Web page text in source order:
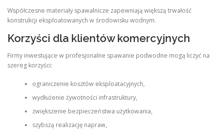
Współczesne materiały spawalnicze zapewniają większą trwałość
konstrukcji eksploatowanych w środowisku wodnym.
Korzyści dla klientów komercyjnych
Firmy inwestujące w profesjonalne spawanie podwodne mogą liczyć na
szereg korzyści:
ograniczenie kosztów eksploatacyjnych,
wydłużenie żywotności infrastruktury,
zwiększenie bezpieczeństwa użytkowania,
szybszą realizację napraw,